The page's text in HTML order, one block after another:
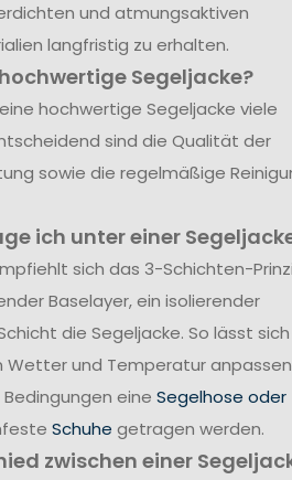
und atmungsaktiven
langfristig zu erhalten.
Segeljacke?
hochwertige Segeljacke viele
sind die Qualität der
sowie die regelmäßige
ich unter einer
sich das 3-Schichten-
Baselayer, ein isolierender
die Segeljacke. So lässt sich
Wetter und Temperatur
eine Segelhose oder
Schuhe getragen werden.
zwischen einer